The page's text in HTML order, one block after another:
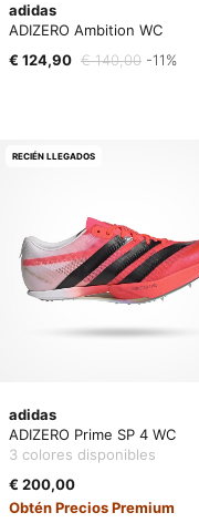
adidas
ADIZERO Ambition WC
€ 124,90 € 140,00 -11%
adidas
ADIZERO Prime SP 4 WC
3 colores disponibles
€ 200,00
Obtén Precios Premium
RECIÉN LLEGADOS